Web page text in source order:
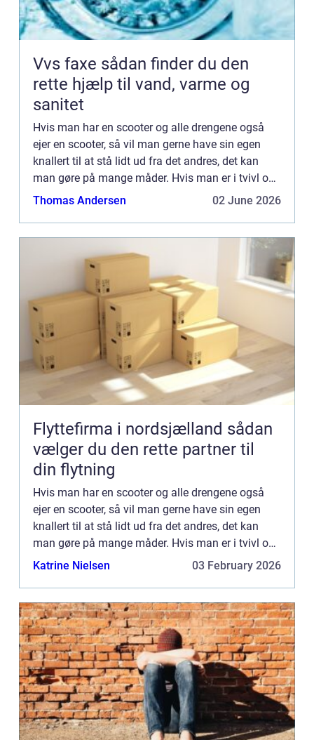
Vvs faxe sådan finder du den
rette hjælp til vand, varme og
sanitet
Hvis man har en scooter og alle drengene også
ejer en scooter, så vil man gerne have sin egen
knallert til at stå lidt ud fra det andres, det kan
man gøre på mange måder. Hvis man er i tvivl om
hvordan man skal gejle sin knallert, så skal du
Thomas Andersen 02 June 2026
Flyttefirma i nordsjælland sådan
vælger du den rette partner til
din flytning
Hvis man har en scooter og alle drengene også
ejer en scooter, så vil man gerne have sin egen
knallert til at stå lidt ud fra det andres, det kan
man gøre på mange måder. Hvis man er i tvivl om
hvordan man skal gejle sin knallert, så skal du
Katrine Nielsen 03 February 2026